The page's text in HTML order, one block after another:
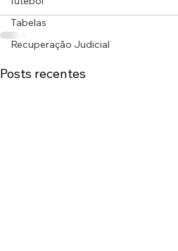
Tabelas
Recuperação Judicial
Posts recentes